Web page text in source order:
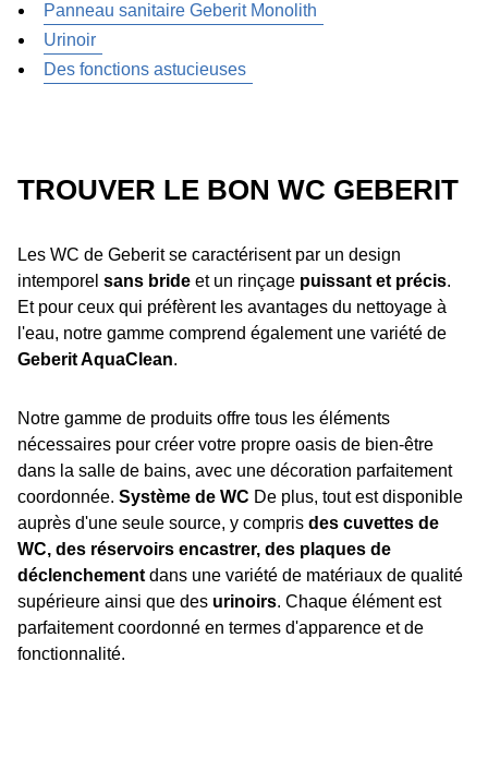
Panneau sanitaire Geberit Monolith
Urinoir
Des fonctions astucieuses
TROUVER LE BON WC GEBERIT
Les WC de Geberit se caractérisent par un design
intemporel sans bride et un rinçage puissant et précis.
Et pour ceux qui préfèrent les avantages du nettoyage à
l'eau, notre gamme comprend également une variété de
Geberit AquaClean.
Notre gamme de produits offre tous les éléments
nécessaires pour créer votre propre oasis de bien-être
dans la salle de bains, avec une décoration parfaitement
coordonnée. Système de WC De plus, tout est disponible
auprès d'une seule source, y compris des cuvettes de
WC, des réservoirs encastrer, des plaques de
déclenchement dans une variété de matériaux de qualité
supérieure ainsi que des urinoirs. Chaque élément est
parfaitement coordonné en termes d'apparence et de
fonctionnalité.